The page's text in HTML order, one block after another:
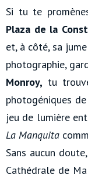
Si tu te
Plaza de la
et, à côté, sa
photographie,
Monroy, tu
photogéniques
jeu de lumière
La Manquita
Sans aucun
Cathédrale de